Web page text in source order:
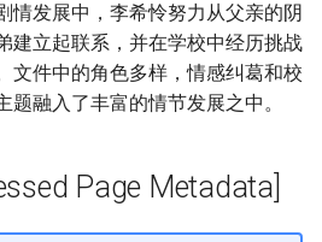
情发展中，李希怜努力从父亲的阴
建立起联系，并在学校中经历挑战
文件中的角色多样，情感纠葛和校
题融入了丰富的情节发展之中。
Page Metadata]